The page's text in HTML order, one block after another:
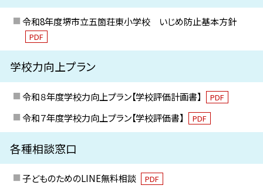
令和8年度堺市立五箇荘東小学校 いじめ防止基本方針
PDF
学校力向上プラン
令和８年度学校力向上プラン【学校評価計画書】 PDF
令和７年度学校力向上プラン【学校評価書】 PDF
各種相談窓口
子どものためのLINE無料相談 PDF